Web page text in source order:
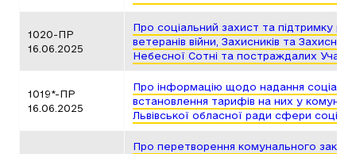
1020-ПР
16.06.2025
Про соціальний захист та підтримку
ветеранів війни, Захисників та
Небесної Сотні та постраждалих
1019*-ПР
16.06.2025
Про інформацію щодо надання
встановлення тарифів на них у
Львівської обласної ради сфери
Про перетворення комунального